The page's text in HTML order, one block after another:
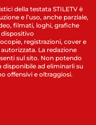
della testata STILETV è
e l’uso, anche parziale,
filmati, loghi, grafiche
registrazioni, cover e
La redazione
sul sito. Non potendo
ad eliminarli su
offensivi e oltraggiosi.